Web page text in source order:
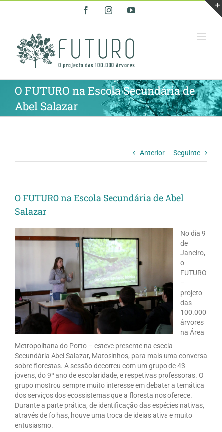
FacebookInstagramYouTube
O FUTURO na Escola Secundária de
Abel Salazar
Anterior Seguinte
O FUTURO na Escola Secundária de Abel
Salazar
No dia 9
de
Janeiro,
o
FUTURO
–
projeto
das
100.000
árvores
na Área
Metropolitana do Porto – esteve presente na escola
Secundária Abel Salazar, Matosinhos, para mais uma conversa
sobre florestas. A sessão decorreu com um grupo de 43
jovens, do 9º ano de escolaridade, e respetivas professoras. O
grupo mostrou sempre muito interesse em debater a temática
dos serviços dos ecossistemas que a floresta nos oferece.
Durante a parte prática, de identificação das espécies nativas,
através de folhas, houve uma troca de ideias ativa e muito
entusiasmo.